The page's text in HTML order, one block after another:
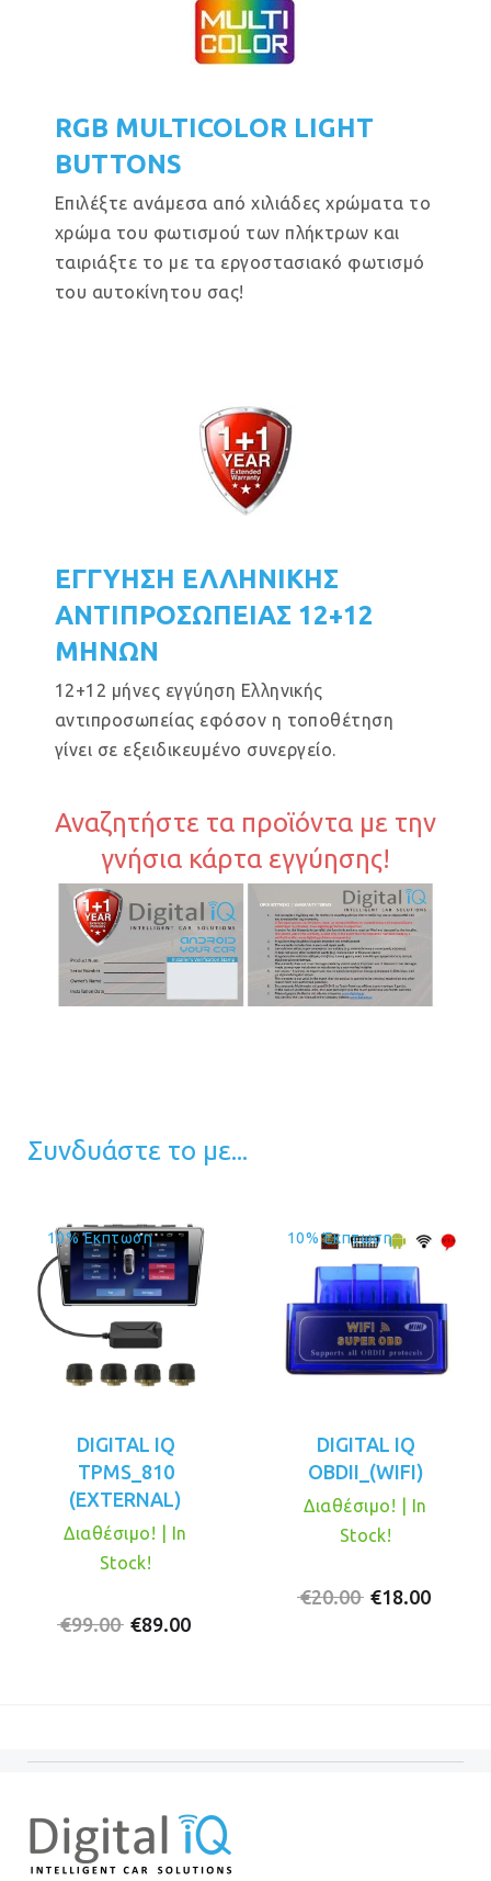
RGB MULTICOLOR LIGHT
BUTTONS
Επιλέξτε ανάμεσα από χιλιάδες χρώματα το
χρώμα του φωτισμού των πλήκτρων και
ταιριάξτε το με τα εργοστασιακό φωτισμό
του αυτοκίνητου σας!
ΕΓΓΥΗΣΗ ΕΛΛΗΝΙΚΗΣ
ΑΝΤΙΠΡΟΣΩΠΕΙΑΣ 12+12
ΜΗΝΩΝ
12+12 μήνες εγγύηση Ελληνικής
αντιπροσωπείας εφόσον η τοποθέτηση
γίνει σε εξειδικευμένο συνεργείο.
Αναζητήστε τα προϊόντα με την
γνήσια κάρτα εγγύησης!
Συνδυάστε το με...
10% Έκπτωση
DIGITAL IQ
TPMS_810
(EXTERNAL)
€99.00 Original
€89.00
Διαθέσιμο! | In
Stock!
10% Έκπτωση
DIGITAL IQ
OBDII_(WIFI)
€20.00 Original
€18.00
Διαθέσιμο! | In
Stock!